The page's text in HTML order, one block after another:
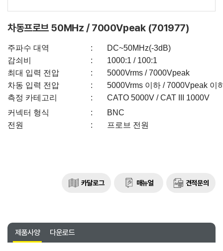
차동프로브 50MHz / 7000Vpeak (701977)
주파수 대역 :
DC~50MHz(-3dB)
감쇠비
:
1000:1 / 100:1
최대 입력 전압
:
5000Vrms / 7000Vpeak
차동 입력 전압
:
5000Vrms 이하 / 7000Vpeak 이
측정 카테고리
:
CATO 5000V / CAT III 1000V
커넥터 형식
:
BNC
전원
: 프로브 전원
카달로그 매뉴얼 견적문의
제품사양 다운로드